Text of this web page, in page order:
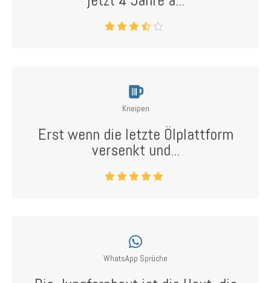
Kneipen
Erst wenn die letzte Ölplattform
versenkt und...
WhatsApp Sprüche